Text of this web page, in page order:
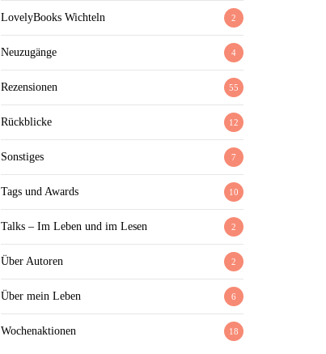
LovelyBooks Wichteln 2
Neuzugänge 4
Rezensionen 55
Rückblicke 12
Sonstiges 7
Tags und Awards 10
Talks – Im Leben und im Lesen 2
Über Autoren 2
Über mein Leben 6
Wochenaktionen 18